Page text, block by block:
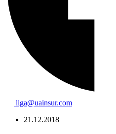
liga@uainsur.com
21.12.2018